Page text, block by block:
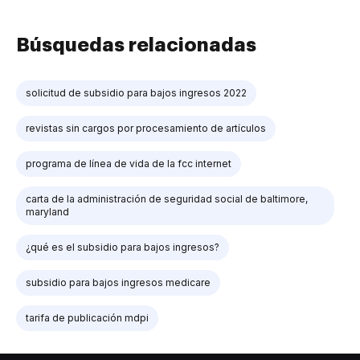
Búsquedas relacionadas
solicitud de subsidio para bajos ingresos 2022
revistas sin cargos por procesamiento de artículos
programa de línea de vida de la fcc internet
carta de la administración de seguridad social de baltimore,
maryland
¿qué es el subsidio para bajos ingresos?
subsidio para bajos ingresos medicare
tarifa de publicación mdpi